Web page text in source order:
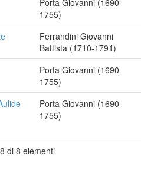
Porta Giovanni (1690-
1755)
Ferrandini Giovanni
Battista (1710-1791)
Porta Giovanni (1690-
1755)
Porta Giovanni (1690-
1755)
di 8 elementi